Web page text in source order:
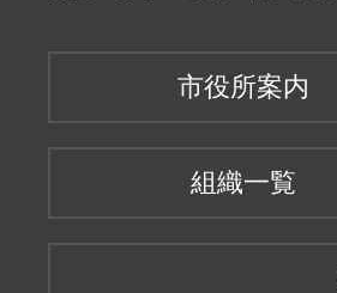
市役所案内
組織一覧